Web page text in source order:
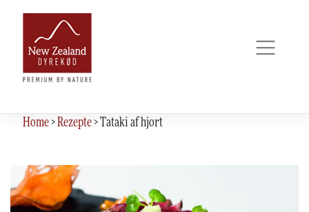
content
Home> Rezepte>Tataki af hjort